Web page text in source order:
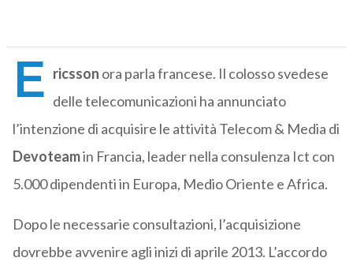
E ricsson ora parla francese. Il colosso svedese
delle telecomunicazioni ha annunciato
l’intenzione di acquisire le attività Telecom & Media di
Devoteamin Francia, leader nella consulenza Ict con
5.000 dipendenti in Europa, Medio Oriente e Africa.
Dopo le necessarie consultazioni, l’acquisizione
dovrebbe avvenire agli inizi di aprile 2013. L’accordo